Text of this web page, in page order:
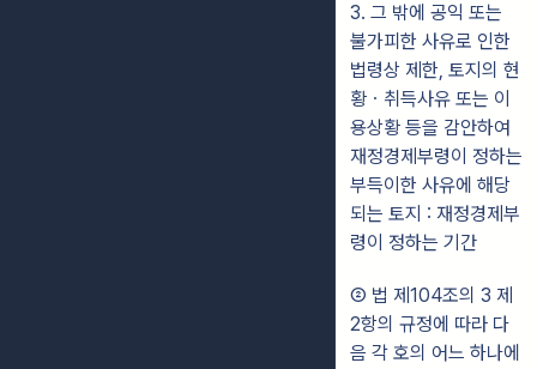
3. 그 밖에 공익 또는
불가피한 사유로 인한
법령상 제한, 토지의 현
황ㆍ취득사유 또는 이
용상황 등을 감안하여
재정경제부령이 정하는
부득이한 사유에 해당
되는 토지 : 재정경제부
령이 정하는 기간
② 법 제104조의 3 제
2항의 규정에 따라 다
음 각 호의 어느 하나에